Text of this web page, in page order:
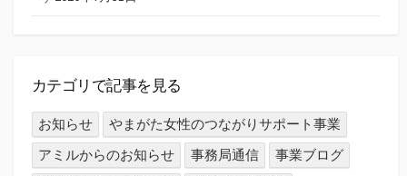
カテゴリで記事を見る
お知らせ
やまがた女性のつながりサポート事業
アミルからのお知らせ
事務局通信
事業ブログ